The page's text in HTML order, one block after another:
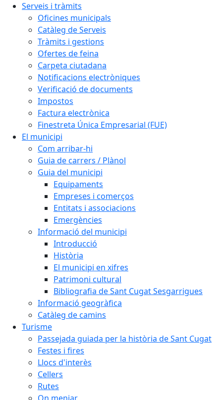
Serveis i tràmits
Oficines municipals
Catàleg de Serveis
Tràmits i gestions
Ofertes de feina
Carpeta ciutadana
Notificacions electròniques
Verificació de documents
Impostos
Factura electrònica
Finestreta Única Empresarial (FUE)
El municipi
Com arribar-hi
Guia de carrers / Plànol
Guia del municipi
Equipaments
Empreses i comerços
Entitats i associacions
Emergències
Informació del municipi
Introducció
Història
El municipi en xifres
Patrimoni cultural
Bibliografia de Sant Cugat Sesgarrigues
Informació geogràfica
Catàleg de camins
Turisme
Passejada guiada per la història de Sant Cugat
Festes i fires
Llocs d'interès
Cellers
Rutes